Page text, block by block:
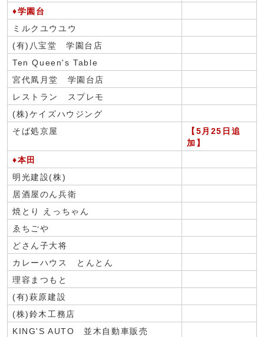
♦学園台
ミルクユウユウ
(有)八宝堂 学園台店
Ten Queen's Table
宮代凮月堂 学園台店
レストラン スプレモ
(株)ケイズハウジング
そば処京屋
【5月25日追
加】
♦本田
明光建設(株)
居酒屋のん兵衛
焼とり えっちゃん
ゑちごや
どさん子大将
カレーハウス とんとん
理容まつもと
(有)萩原建設
(株)鈴木工務店
KING'S AUTO 並木自動車販売